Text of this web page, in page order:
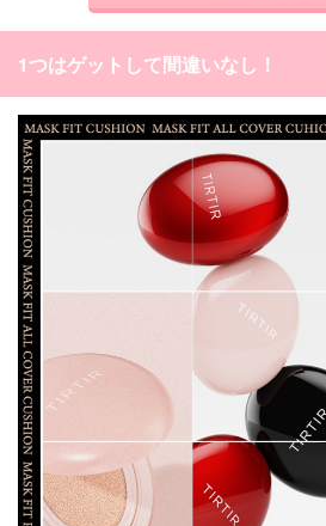
1つはゲットして間違いなし！